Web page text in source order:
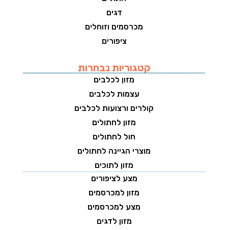
דגים
מכרסמים וזוחלים
ציפורים
קטגוריות נבחרות
מזון לכלבים
עצמות לכלבים
קולרים ורצועות לכלבים
מזון לחתולים
חול לחתולים
מוצרי הגיינה לחתולים
מזון לתוכים
מצע לציפורים
מזון למכרסמים
מצע למכרסמים
מזון לדגים